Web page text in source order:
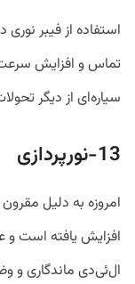
استفاده از فیبر
تماس و افزایش
سیاره‌ای از دیگر
13-نورپردازی
افزایش یافته است
ال‌ئی‌دی ماندگاری و